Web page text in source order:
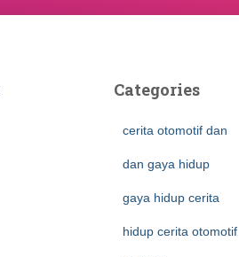
Categories
cerita otomotif dan
dan gaya hidup
gaya hidup cerita
hidup cerita otomotif